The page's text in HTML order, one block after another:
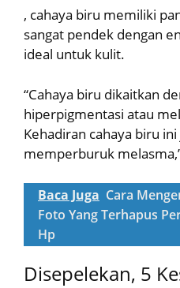
, cahaya biru memiliki
sangat pendek dengan
ideal untuk kulit.
“Cahaya biru dikaitkan
hiperpigmentasi atau
Kehadiran cahaya biru
memperburuk
Baca Juga Cara
Foto Yang Terhapus
Hp
Disepelekan, 5